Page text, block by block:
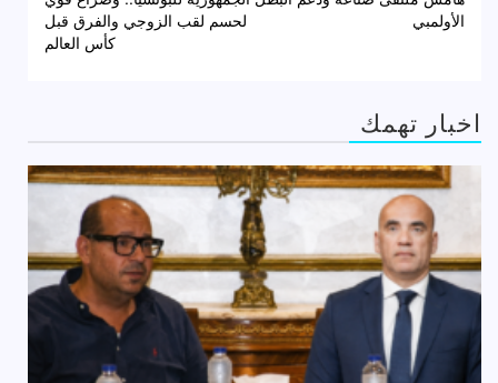
لحسم لقب الزوجي والفرق قبل
كأس العالم
الأولمبي
اخبار تهمك